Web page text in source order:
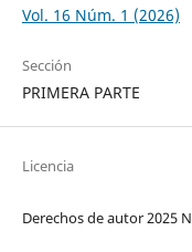
Vol. 16 Núm. 1 (2026)
Sección
PRIMERA PARTE
Licencia
Derechos de autor 2025